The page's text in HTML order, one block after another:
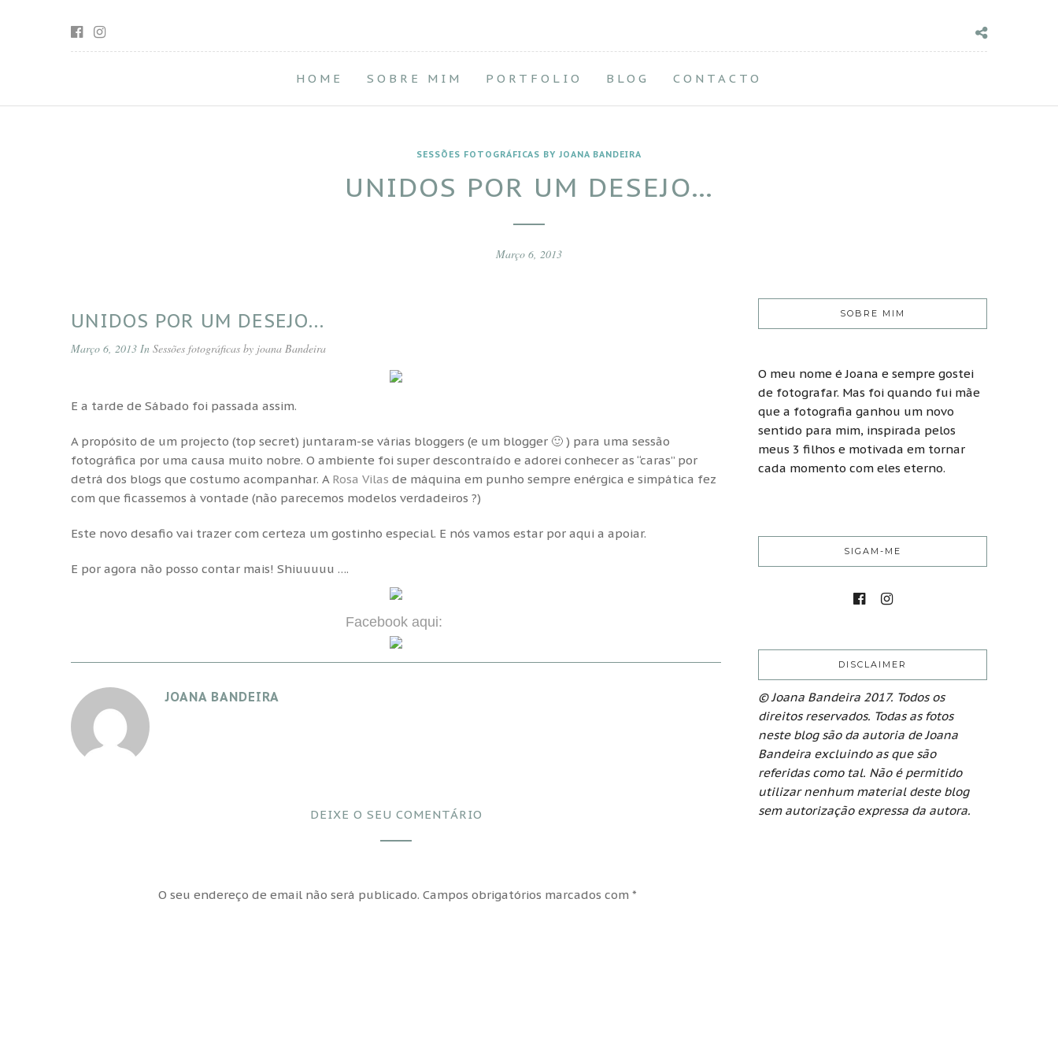
HOME SOBRE MIM PORTFOLIO BLOG CONTACTO
SESSÕES FOTOGRÁFICAS BY JOANA BANDEIRA
UNIDOS POR UM DESEJO…
Março 6, 2013
UNIDOS POR UM DESEJO…
Março 6, 2013 In Sessões fotográficas by joana Bandeira
E a tarde de Sábado foi passada assim.
A propósito de um projecto (top secret) juntaram-se várias bloggers (e um blogger 🙂 ) para uma sessão
fotográfica por uma causa muito nobre. O ambiente foi super descontraído e adorei conhecer as “caras” por
detrá dos blogs que costumo acompanhar. A Rosa Vilas de máquina em punho sempre enérgica e simpática fez
com que ficassemos à vontade (não parecemos modelos verdadeiros ?)
Este novo desafio vai trazer com certeza um gostinho especial. E nós vamos estar por aqui a apoiar.
E por agora não posso contar mais! Shiuuuuu ….
Facebook aqui:
JOANA BANDEIRA
DEIXE O SEU COMENTÁRIO
O seu endereço de email não será publicado. Campos obrigatórios marcados com *
SOBRE MIM
O meu nome é Joana e sempre gostei
de fotografar. Mas foi quando fui mãe
que a fotografia ganhou um novo
sentido para mim, inspirada pelos
meus 3 filhos e motivada em tornar
cada momento com eles eterno.
SIGAM-ME
DISCLAIMER
© Joana Bandeira 2017. Todos os
direitos reservados. Todas as fotos
neste blog são da autoria de Joana
Bandeira excluindo as que são
referidas como tal. Não é permitido
utilizar nenhum material deste blog
sem autorização expressa da autora.